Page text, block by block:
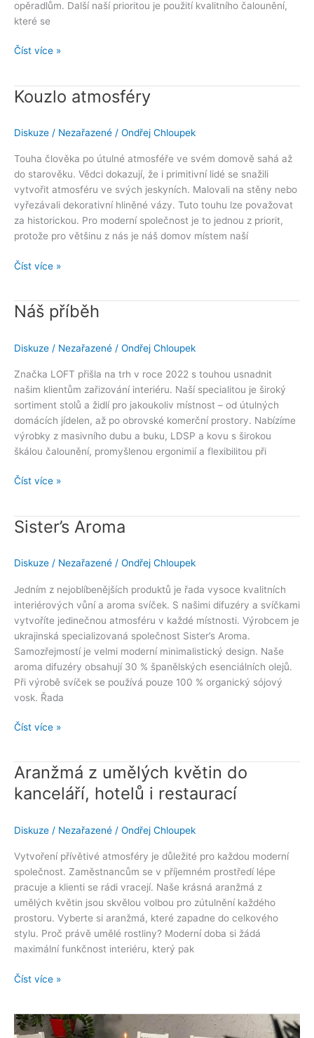
opěradlům. Další naší prioritou je použití kvalitního čalounění,
které se
Číst více »
Kouzlo atmosféry
Diskuze / Nezařazené / Ondřej Chloupek
Touha člověka po útulné atmosféře ve svém domově sahá až
do starověku. Vědci dokazují, že i primitivní lidé se snažili
vytvořit atmosféru ve svých jeskyních. Malovali na stěny nebo
vyřezávali dekorativní hliněné vázy. Tuto touhu lze považovat
za historickou. Pro moderní společnost je to jednou z priorit,
protože pro většinu z nás je náš domov místem naší
Kouzlo
Číst více »
Náš příběh
Diskuze / Nezařazené / Ondřej Chloupek
Značka LOFT přišla na trh v roce 2022 s touhou usnadnit
našim klientům zařizování interiéru. Naší specialitou je široký
sortiment stolů a židlí pro jakoukoliv místnost – od útulných
domácích jídelen, až po obrovské komerční prostory. Nabízíme
výrobky z masivního dubu a buku, LDSP a kovu s širokou
škálou čalounění, promyšlenou ergonimií a flexibilitou při
Náš
Číst více »
Sister’s Aroma
Diskuze / Nezařazené / Ondřej Chloupek
Jedním z nejoblíbenějších produktů je řada vysoce kvalitních
interiérových vůní a aroma svíček. S našimi difuzéry a svíčkami
vytvoříte jedinečnou atmosféru v každé místnosti. Výrobcem je
ukrajinská specializovaná společnost Sister’s Aroma.
Samozřejmostí je velmi moderní minimalistický design. Naše
aroma difuzéry obsahují 30 % španělských esenciálních olejů.
Při výrobě svíček se používá pouze 100 % organický sójový
vosk. Řada
Sister’s
Číst více »
Aranžmá z umělých květin do
kanceláří, hotelů i restaurací
Diskuze / Nezařazené / Ondřej Chloupek
Vytvoření přívětivé atmosféry je důležité pro každou moderní
společnost. Zaměstnancům se v příjemném prostředí lépe
pracuje a klienti se rádi vracejí. Naše krásná aranžmá z
umělých květin jsou skvělou volbou pro zútulnění každého
prostoru. Vyberte si aranžmá, které zapadne do celkového
stylu. Proč právě umělé rostliny? Moderní doba si žádá
maximální funkčnost interiéru, který pak
Aranžmá
z
umělých
do
hotelů
i
restaurací
Číst více »
Jak